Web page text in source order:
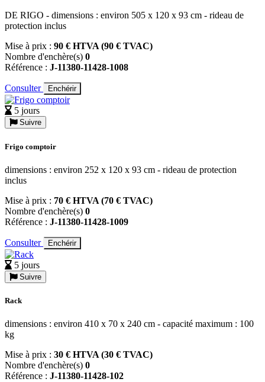
DE RIGO - dimensions : environ 505 x 120 x 93 cm - rideau de
protection inclus
Mise à prix : 90 € HTVA (90 € TVAC)
Nombre d'enchère(s) 0
Référence : J-11380-11428-1008
Consulter Enchérir
5 jours
Suivre
Frigo comptoir
dimensions : environ 252 x 120 x 93 cm - rideau de protection
inclus
Mise à prix : 70 € HTVA (70 € TVAC)
Nombre d'enchère(s) 0
Référence : J-11380-11428-1009
Consulter Enchérir
5 jours
Suivre
Rack
dimensions : environ 410 x 70 x 240 cm - capacité maximum : 100
kg
Mise à prix : 30 € HTVA (30 € TVAC)
Nombre d'enchère(s) 0
Référence : J-11380-11428-102